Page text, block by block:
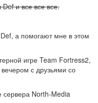
Def и все все все.
а помогают мне в этом
игре Team Fortress2,
вечером с друзьями со
North-Media